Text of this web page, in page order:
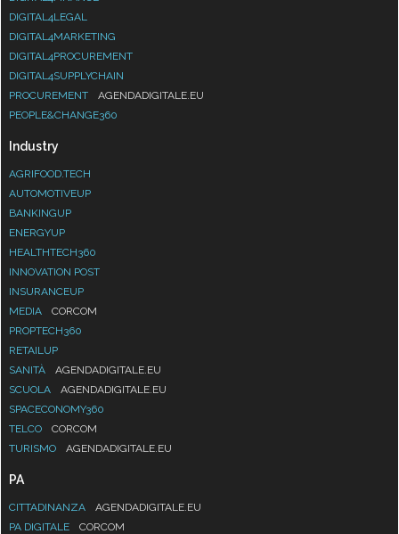
DIGITAL4LEGAL
DIGITAL4MARKETING
DIGITAL4PROCUREMENT
DIGITAL4SUPPLYCHAIN
PROCUREMENT
AGENDADIGITALE.EU
PEOPLE&CHANGE360
Industry
AGRIFOOD.TECH
AUTOMOTIVEUP
BANKINGUP
ENERGYUP
HEALTHTECH360
INNOVATION POST
INSURANCEUP
MEDIA
CORCOM
PROPTECH360
RETAILUP
SANITÀ
AGENDADIGITALE.EU
SCUOLA
AGENDADIGITALE.EU
SPACECONOMY360
TELCO
CORCOM
TURISMO
AGENDADIGITALE.EU
PA
CITTADINANZA
AGENDADIGITALE.EU
PA DIGITALE
CORCOM